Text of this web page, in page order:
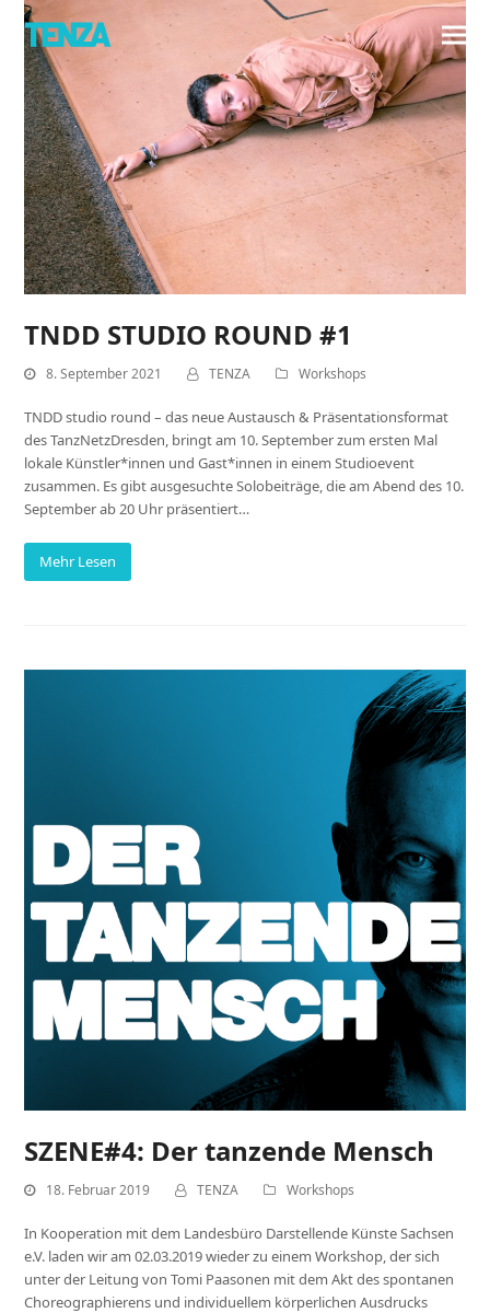
TNDD STUDIO ROUND #1
8. September 2021 TENZA Workshops
TNDD studio round – das neue Austausch & Präsentationsformat
des TanzNetzDresden, bringt am 10. September zum ersten Mal
lokale Künstler*innen und Gast*innen in einem Studioevent
zusammen. Es gibt ausgesuchte Solobeiträge, die am Abend des 10.
September ab 20 Uhr präsentiert…
Mehr Lesen
SZENE#4: Der tanzende Mensch
18. Februar 2019 TENZA Workshops
In Kooperation mit dem Landesbüro Darstellende Künste Sachsen
e.V. laden wir am 02.03.2019 wieder zu einem Workshop, der sich
unter der Leitung von Tomi Paasonen mit dem Akt des spontanen
Choreographierens und individuellem körperlichen Ausdrucks